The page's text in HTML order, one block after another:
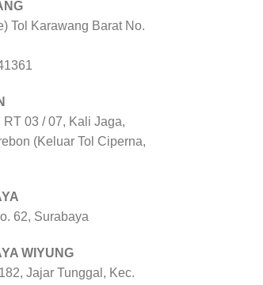
Tol Karawang Barat No.
03 / 07, Kali Jaga,
(Keluar Tol Ciperna,
62, Surabaya
WIYUNG
Jajar Tunggal, Kec.